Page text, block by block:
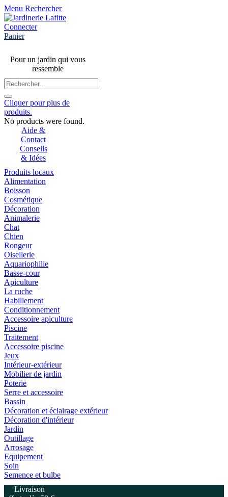
Menu Rechercher
Connecter
Panier
Pour un jardin qui vous
ressemble
Cliquer pour plus de
produits.
No products were found.
Aide &
Contact
Conseils
& Idées
Produits locaux
Alimentation
Boisson
Cosmétique
Décoration
Animalerie
Chat
Chien
Rongeur
Oisellerie
Aquariophilie
Basse-cour
Apiculture
La ruche
Habillement
Conditionnement
Accessoire apiculture
Piscine
Traitement
Accessoire piscine
Jeux
Intérieur-extérieur
Mobilier de jardin
Poterie
Serre et accessoire
Bassin
Décoration et éclairage extérieur
Décoration d'intérieur
Jardin
Outillage
Arrosage
Equipement
Soin
Semence et bulbe
Livraison